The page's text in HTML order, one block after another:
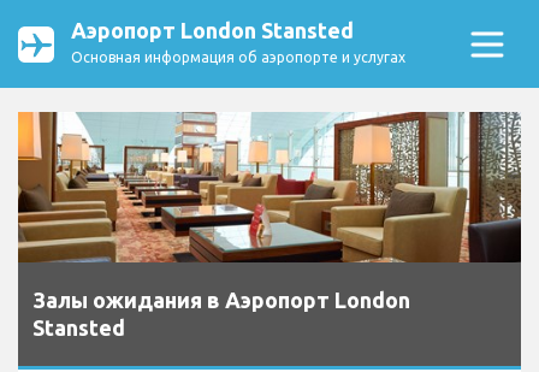
Аэропорт London Stansted
Основная информация об аэропорте и услугах
Залы ожидания в Аэропорт London
Stansted